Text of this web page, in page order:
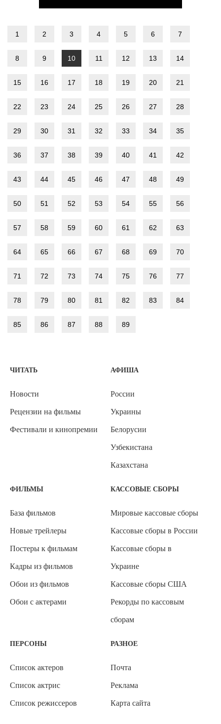
1 2 3 4 5 6 7
8 9 10 11 12 13 14
15 16 17 18 19 20 21
22 23 24 25 26 27 28
29 30 31 32 33 34 35
36 37 38 39 40 41 42
43 44 45 46 47 48 49
50 51 52 53 54 55 56
57 58 59 60 61 62 63
64 65 66 67 68 69 70
71 72 73 74 75 76 77
78 79 80 81 82 83 84
85 86 87 88 89
ЧИТАТЬ
Новости
Рецензии на фильмы
Фестивали и кинопремии
АФИША
России
Украины
Белорусии
Узбекистана
Казахстана
ФИЛЬМЫ
База фильмов
Новые трейлеры
Постеры к фильмам
Кадры из фильмов
Обои из фильмов
Обои с актерами
КАССОВЫЕ СБОРЫ
Мировые кассовые сборы
Кассовые сборы в России
Кассовые сборы в
Украине
Кассовые сборы США
Рекорды по кассовым
сборам
ПЕРСОНЫ
Список актеров
Список актрис
Список режиссеров
РАЗНОЕ
Почта
Реклама
Карта сайта